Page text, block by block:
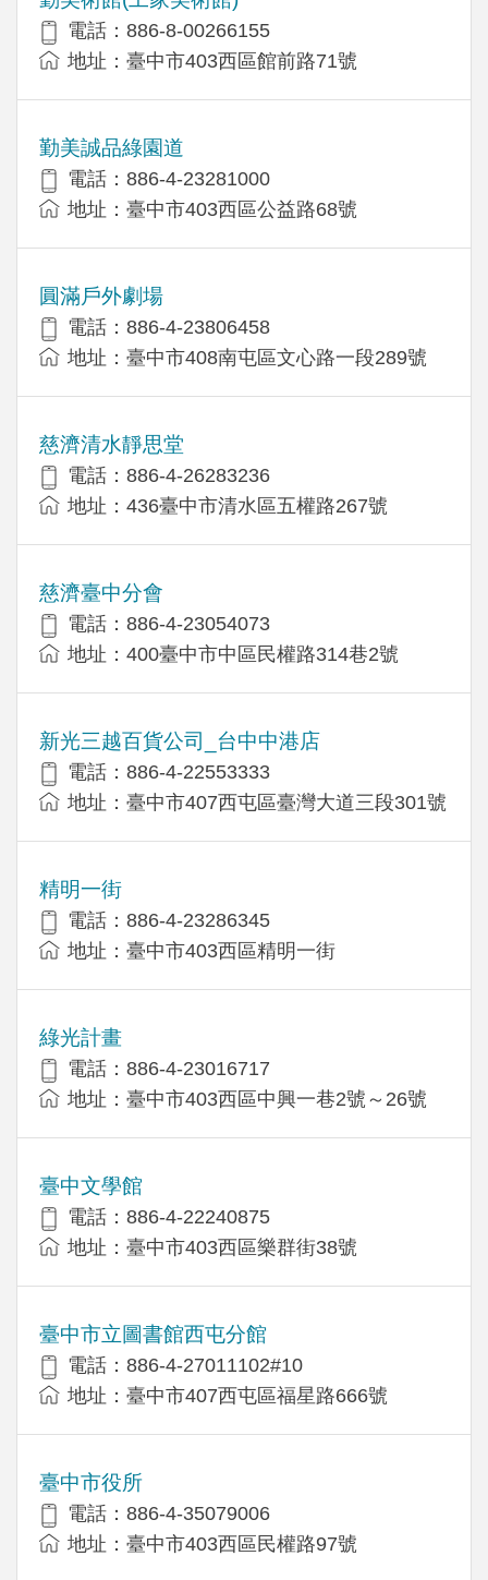
電話：886-8-00266155
地址：臺中市403西區館前路71號
勤美誠品綠園道
電話：886-4-23281000
地址：臺中市403西區公益路68號
圓滿戶外劇場
電話：886-4-23806458
地址：臺中市408南屯區文心路一段289號
慈濟清水靜思堂
電話：886-4-26283236
地址：436臺中市清水區五權路267號
慈濟臺中分會
電話：886-4-23054073
地址：400臺中市中區民權路314巷2號
新光三越百貨公司_台中中港店
電話：886-4-22553333
地址：臺中市407西屯區臺灣大道三段301號
精明一街
電話：886-4-23286345
地址：臺中市403西區精明一街
綠光計畫
電話：886-4-23016717
地址：臺中市403西區中興一巷2號～26號
臺中文學館
電話：886-4-22240875
地址：臺中市403西區樂群街38號
臺中市立圖書館西屯分館
電話：886-4-27011102#10
地址：臺中市407西屯區福星路666號
臺中市役所
電話：886-4-35079006
地址：臺中市403西區民權路97號